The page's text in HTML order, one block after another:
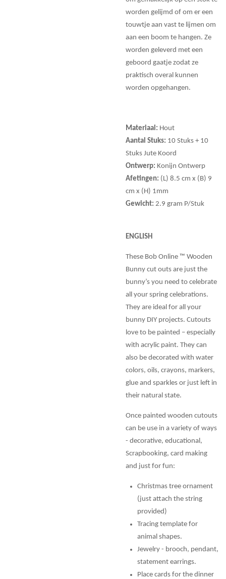
worden gelijmd of om er een
touwtje aan vast te lijmen om
aan een boom te hangen. Ze
worden geleverd met een
geboord gaatje zodat ze
praktisch overal kunnen
worden opgehangen.
Materiaal: Hout
Aantal Stuks: 10 Stuks + 10
Stuks Jute Koord
Ontwerp: Konijn Ontwerp
Afetingen: (L) 8.5 cm x (B) 9
cm x (H) 1mm
Gewicht: 2.9 gram P/Stuk
ENGLISH
These Bob Online ™ Wooden
Bunny cut outs are just the
bunny’s you need to celebrate
all your spring celebrations.
They are ideal for all your
bunny DIY projects. Cutouts
love to be painted – especially
with acrylic paint. They can
also be decorated with water
colors, oils, crayons, markers,
glue and sparkles or just left in
their natural state.
Once painted wooden cutouts
can be use in a variety of ways
- decorative, educational,
Scrapbooking, card making
and just for fun:
Christmas tree ornament
(just attach the string
provided)
Tracing template for
animal shapes.
Jewelry - brooch, pendant,
statement earrings.
Place cards for the dinner